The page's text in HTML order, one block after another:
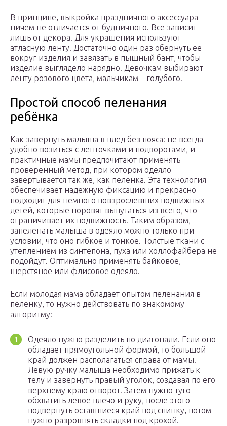
В принципе, выкройка праздничного аксессуара
ничем не отличается от будничного. Все зависит
лишь от декора. Для украшения используют
атласную ленту. Достаточно один раз обернуть ее
вокруг изделия и завязать в пышный бант, чтобы
изделие выглядело нарядно. Девочкам выбирают
ленту розового цвета, мальчикам – голубого.
Простой способ пеленания
ребёнка
Как завернуть малыша в плед без пояса: не всегда
удобно возиться с ленточками и подворотами, и
практичные мамы предпочитают применять
проверенный метод, при котором одеяло
завертывается так же, как пеленка. Эта технология
обеспечивает надежную фиксацию и прекрасно
подходит для немного повзрослевших подвижных
детей, которые норовят выпутаться из всего, что
ограничивает их подвижность. Таким образом,
запеленать малыша в одеяло можно только при
условии, что оно гибкое и тонкое. Толстые ткани с
утеплением из синтепона, пуха или холлофайбера не
подойдут. Оптимально применять байковое,
шерстяное или флисовое одеяло.
Если молодая мама обладает опытом пеленания в
пеленку, то нужно действовать по знакомому
алгоритму:
Одеяло нужно разделить по диагонали. Если оно
обладает прямоугольной формой, то большой
край должен располагаться справа от мамы.
Левую ручку малыша необходимо прижать к
телу и завернуть правый уголок, создавая по его
верхнему краю отворот. Затем нужно туго
обхватить левое плечо и руку, после этого
подвернуть оставшиеся край под спинку, потом
нужно разровнять складки под крохой.